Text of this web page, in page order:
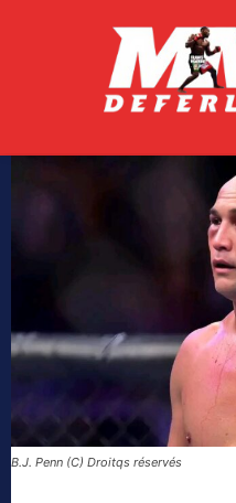
B.J. Penn (C) Droitqs réservés